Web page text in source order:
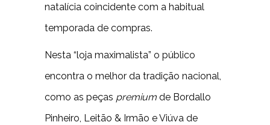
natalícia coincidente com a habitual
temporada de compras.
Nesta “loja maximalista” o público
encontra o melhor da tradição nacional,
como as peças premium de Bordallo
Pinheiro, Leitão & Irmão e Viúva de